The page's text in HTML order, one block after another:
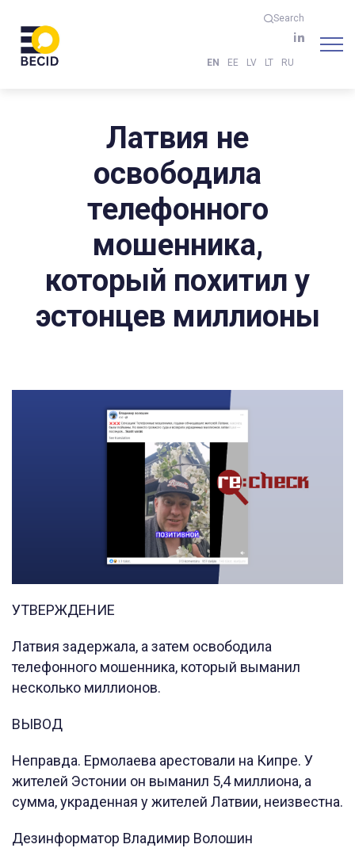
Search
EN EE LV LT RU
Латвия не
освободила
телефонного
мошенника,
который похитил у
эстонцев миллионы
УТВЕРЖДЕНИЕ
Латвия задержала, а затем освободила
телефонного мошенника, который выманил
несколько миллионов.
ВЫВОД
Неправда. Ермолаева арестовали на Кипре. У
жителей Эстонии он выманил 5,4 миллиона, а
сумма, украденная у жителей Латвии, неизвестна.
Дезинформатор Владимир Волошин